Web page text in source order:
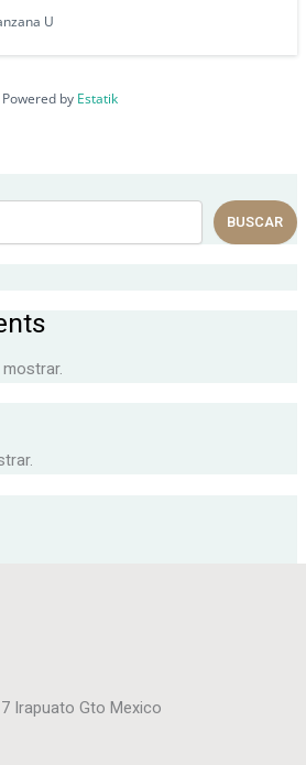
U
Powered by Estatik
BUSCAR
Irapuato Gto Mexico